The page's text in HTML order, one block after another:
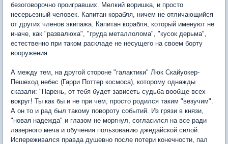
безоговорочно проигравших. Мелкий воришка, и просто
несерьезный человек. Капитан корабля, ничем не отличающийся
от других членов экипажа. Капитан корабля, который именуют не
иначе, как "развалюха", "груда металлолома", "кусок дерьма",
естественно при таком раскладе не несущего на своем борту
вооружения.
А между тем, на другой стороне "галактики" Люк Скайуокер-
Пешеход небес (Гарри Поттер космоса), которому однажды
сказали: "Парень, от тебя будет зависеть судьба вообще всех
вокруг! Ты как бы и не при чем, просто родился таким "везучим".
А он то и рад был такому повороту событий. Из грязи в князи,
"новая надежда" и глазом не моргнул, согласился на все ради
лазерного меча и обучения пользованию джедайской силой.
Испереживался правда душевно после потери конечности, пал